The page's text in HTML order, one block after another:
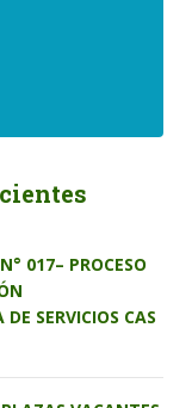
017– PROCESO
SERVICIOS CAS